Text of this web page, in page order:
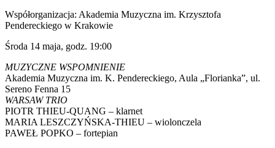
Współorganizacja: Akademia Muzyczna im. Krzysztofa
Pendereckiego w Krakowie
Środa 14 maja, godz. 19:00
MUZYCZNE WSPOMNIENIE
Akademia Muzyczna im. K. Pendereckiego, Aula „Florianka”, ul.
Sereno Fenna 15
WARSAW TRIO
PIOTR THIEU-QUANG – klarnet
MARIA LESZCZYŃSKA-THIEU – wiolonczela
PAWEŁ POPKO – fortepian